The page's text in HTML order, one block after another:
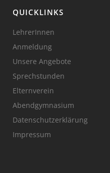
QUICKLINKS
LehrerInnen
Anmeldung
Unsere Angebote
Sprechstunden
Elternverein
Abendgymnasium
Datenschutzerklärung
Impressum